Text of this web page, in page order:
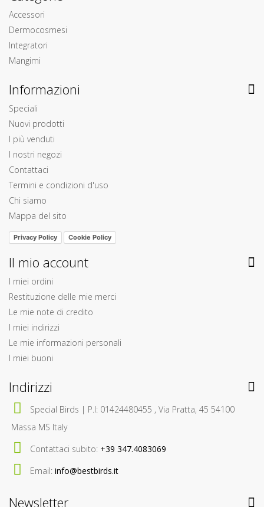
Accessori
Dermocosmesi
Integratori
Mangimi
Informazioni
Speciali
Nuovi prodotti
I più venduti
I nostri negozi
Contattaci
Termini e condizioni d'uso
Chi siamo
Mappa del sito
Privacy Policy Cookie Policy
Il mio account
I miei ordini
Restituzione delle mie merci
Le mie note di credito
I miei indirizzi
Le mie informazioni personali
I miei buoni
Indirizzi
Special Birds | P.I: 01424480455 , Via Pratta, 45 54100
Massa MS Italy
Contattaci subito: +39 347.4083069
Email: info@bestbirds.it
Newsletter